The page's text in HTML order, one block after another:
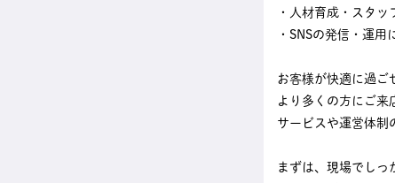
・人材育成・スタッ
・SNSの発信・運
お客様が快適に過ご
より多くの方にご来
サービスや運営体制
まずは、現場でしっ